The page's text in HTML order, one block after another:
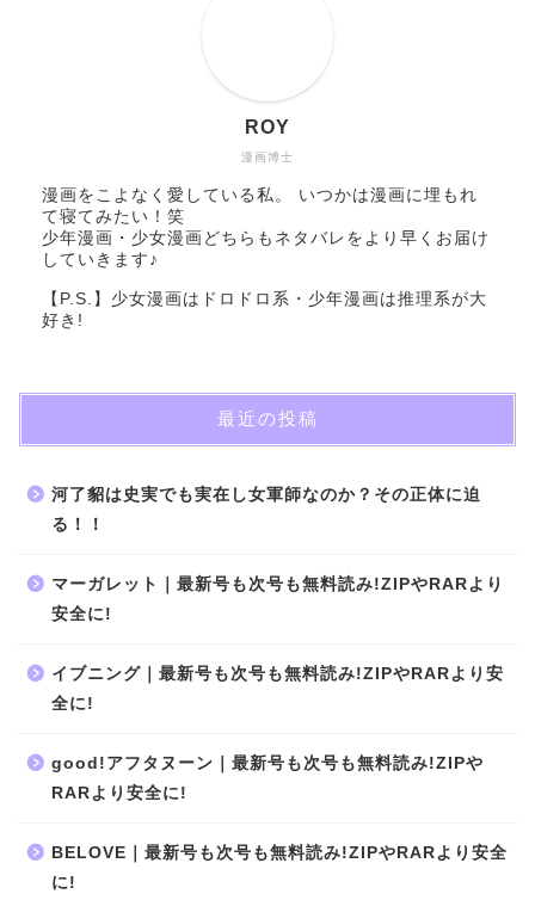
漫画博士
ROY
漫画をこよなく愛している私。 いつかは漫画に埋もれ
て寝てみたい！笑
少年漫画・少女漫画どちらもネタバレをより早くお届け
していきます♪
【P.S.】少女漫画はドロドロ系・少年漫画は推理系が大
好き!
最近の投稿
河了貂は史実でも実在し女軍師なのか？その正体に迫
る！！
マーガレット｜最新号も次号も無料読み!ZIPやRARより
安全に!
イブニング｜最新号も次号も無料読み!ZIPやRARより安
全に!
good!アフタヌーン｜最新号も次号も無料読み!ZIPや
RARより安全に!
BELOVE｜最新号も次号も無料読み!ZIPやRARより安全
に!